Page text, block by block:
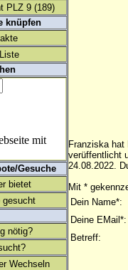
PLZ 9 (189)
knüpfen
mit
Gesuche
bietet
gesucht
nötig?
Wechseln
Franziska
verüffentlicht
24.08.2022.
Mit *
Dein Name*:
Deine EMail*:
Betreff: